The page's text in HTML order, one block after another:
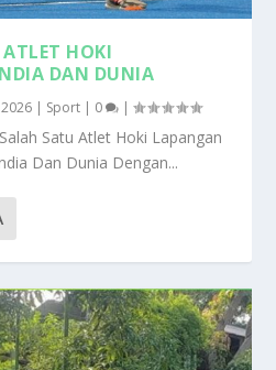
HOKI
DAN DUNIA
2026 | Sport | 0 |
Satu Atlet Hoki Lapangan
Dan Dunia Dengan...